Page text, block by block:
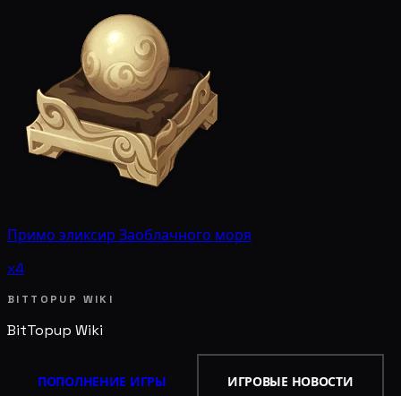
Примо эликсир Заоблачного моря
x4
BITTOPUP WIKI
BitTopup Wiki
ПОПОЛНЕНИЕ ИГРЫ ИГРОВЫЕ НОВОСТИ